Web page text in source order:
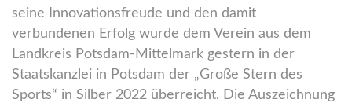
seine Innovationsfreude und den damit
verbundenen Erfolg wurde dem Verein aus dem
Landkreis Potsdam-Mittelmark gestern in der
Staatskanzlei in Potsdam der „Große Stern des
Sports“ in Silber 2022 überreicht. Die Auszeichnung